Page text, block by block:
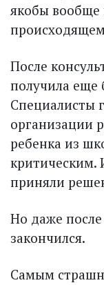
якобы вообще
После
получила еще
Специалисты
организации
ребенка из
критическим.
приняли
Но даже
закончился.
Самым